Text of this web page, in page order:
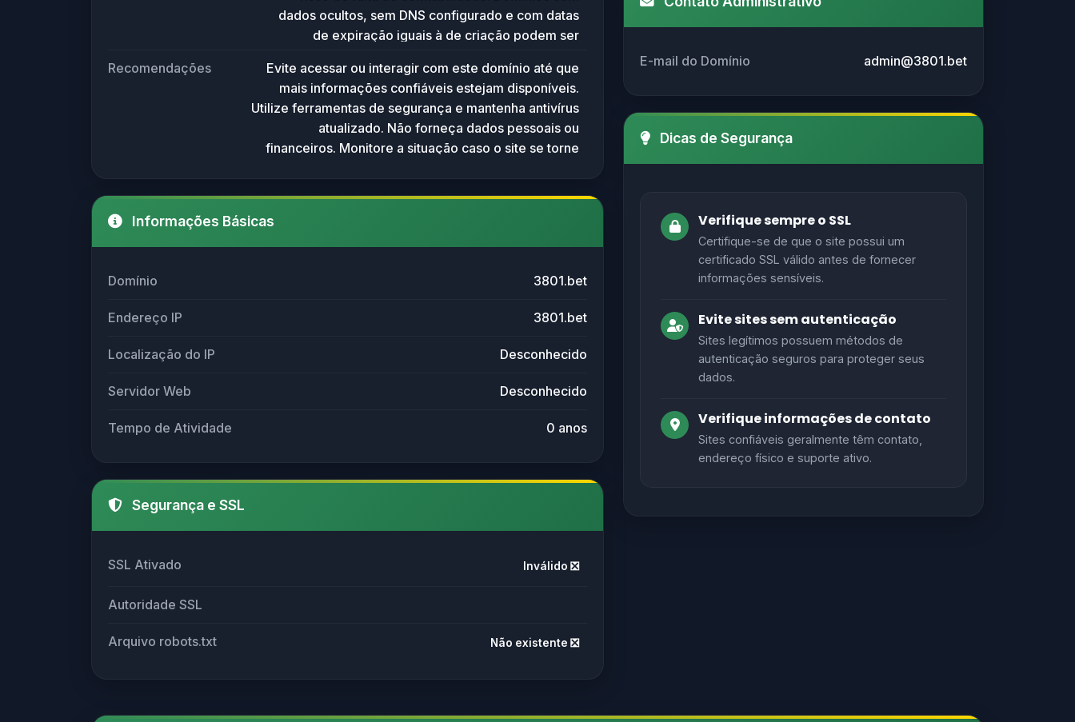
que o domínio pode estar reservado, não utilizado, ou
até potencialmente mal configurado.
dados ocultos, sem DNS configurado e com datas
de expiração iguais à de criação podem ser
phishing ou distribuição de malwares. Recomenda-
se cautela extrema ao interagir com esse domínio
ou ao clicar em links relacionados, especialmente
por não haver prova de legitimidade ou segurança.
Para maior segurança, evite fornecer dados
verificação de reputação antes de acessar o site,
Recomendações
Evite acessar ou interagir com este domínio até que
mais informações confiáveis estejam disponíveis.
Utilize ferramentas de segurança e mantenha antivírus
atualizado. Não forneça dados pessoais ou
financeiros. Monitore a situação caso o site se torne
Informações Básicas
Domínio 3801.bet
Endereço IP 3801.bet
Localização do IP Desconhecido
Servidor Web Desconhecido
Tempo de Atividade 0 anos
Segurança e SSL
SSL Ativado Inválido ❎
Autoridade SSL
Arquivo robots.txt Não existente ❎
E-mail do Domínio admin@3801.bet
Dicas de Segurança
Verifique sempre o SSL
Certifique-se de que o site possui um
certificado SSL válido antes de fornecer
informações sensíveis.
Evite sites sem autenticação
Sites legítimos possuem métodos de
autenticação seguros para proteger seus
dados.
Verifique informações de contato
Sites confiáveis geralmente têm contato,
endereço físico e suporte ativo.